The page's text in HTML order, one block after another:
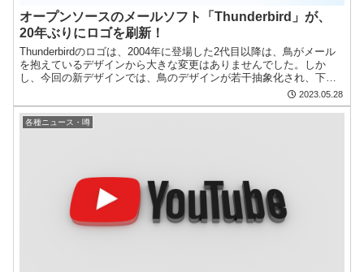
オープンソースのメールソフト「Thunderbird」が、
20年ぶりにロゴを刷新！
Thunderbirdのロゴは、2004年に登場した2代目以降は、鳥がメール
を抱えているデザインから大きな変更はありませんでした。しか
し、今回の新デザインでは、鳥のデザインが若干抽象化され、下か
2023.05.28
各種ニュース・噂